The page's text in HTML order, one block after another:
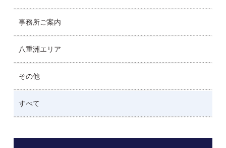
事務所ご案内
八重洲エリア
その他
すべて